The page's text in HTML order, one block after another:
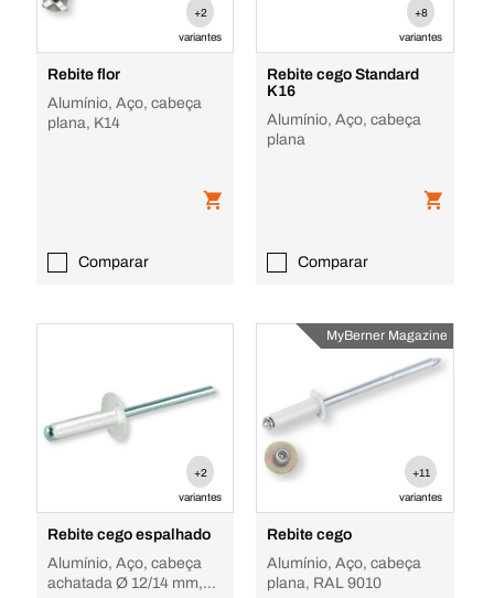
+2
variantes
Rebite flor
Alumínio, Aço, cabeça
plana, K14
Comparar
+8
variantes
Rebite cego Standard
K16
Alumínio, Aço, cabeça
plana
Comparar
+2
variantes
Rebite cego espalhado
Alumínio, Aço, cabeça
achatada Ø 12/14 mm,
MyBerner Magazine
+11
variantes
Rebite cego
Alumínio, Aço, cabeça
plana, RAL 9010